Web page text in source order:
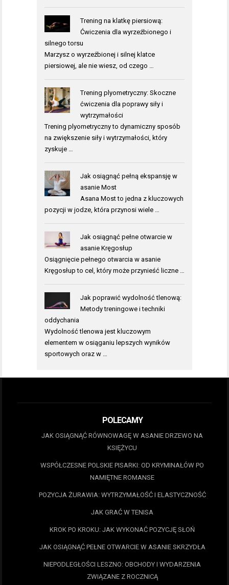
Trening na klatkę piersiową:
Ćwiczenia dla wyrzeźbionego i
silnego torsu
Marzysz o wyrzeźbionej i silnej klatce
piersiowej, ale nie wiesz, od czego …
Trening plyometryczny: Skoczne
ćwiczenia dla poprawy siły i
wytrzymałości
Trening plyometryczny to dynamiczny sposób
na zwiększenie siły i wytrzymałości, który
zyskuje …
Jak osiągnąć pełną ekspansję w
asanie Most
Asana Most to jedna z kluczowych
pozycji w jodze, która przynosi wiele …
Jak osiągnąć pełne otwarcie w
asanie Kręgosłup
Osiągnięcie pełnego otwarcia w asanie
Kręgosłup to cel, który może przynieść liczne …
Jak poprawić wydolność tlenową:
Metody treningowe i techniki
oddychania
Wydolność tlenowa jest kluczowym
elementem w osiąganiu lepszych wyników
sportowych oraz w …
POLECAMY
JAK OSIĄGNĄĆ RÓWNOWAGĘ W ASANIE DRZEWO NA
KSIĘŻYCU
WSPÓŁCZESNE POLSKIE PISARKI: OD KRYMINAŁÓW PO
NAMIĘTNE ROMANSE
POZYCJA ŻURAWIA: WYTRZYMAŁOŚĆ I ELASTYCZNOŚĆ
JAK GRAĆ W TENISA
KROK PO KROKU: JAK WYKONAĆ POZYCJĘ SŁOŃ
JAK OSIĄGNĄĆ PEŁNE OTWARCIE W ASANIE SKRZYDŁA
NIEPODLEGŁOŚCI LESZNO: OBCHODY I WYDARZENIA
ZWIĄZANE Z ROCZNICĄ